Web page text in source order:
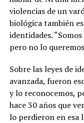
violencias de un
biológica también
identidades.
pero no lo
Sobre las leyes de
avanzada, fueron
y lo reconocemos,
hace 30 años que
lo perdieron en esa